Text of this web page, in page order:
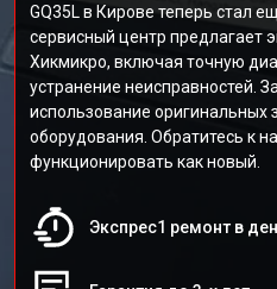
GQ35L в Кирове теперь стал
сервисный центр предлагает
Хикмикро, включая точную
устранение неисправностей.
использование оригинальных
оборудования. Обратитесь к
функционировать как новый.
Экспрес1 ремонт в